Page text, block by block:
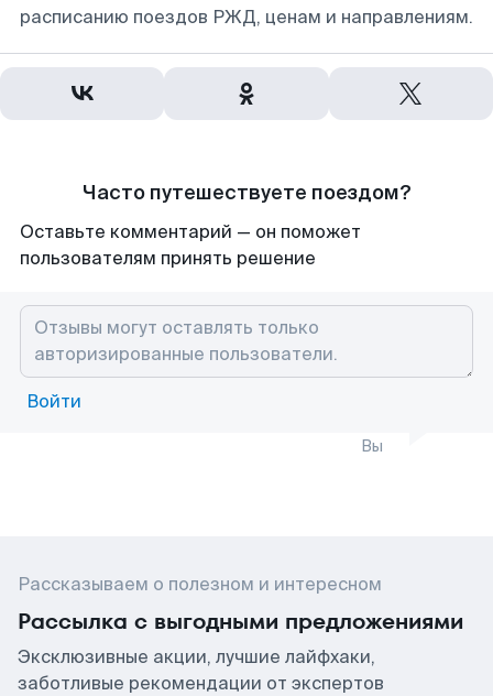
расписанию поездов РЖД, ценам и направлениям.
Часто путешествуете поездом?
Оставьте комментарий — он поможет
пользователям принять решение
Войти
Вы
Рассказываем о полезном и интересном
Рассылка с выгодными предложениями
Эксклюзивные акции, лучшие лайфхаки,
заботливые рекомендации от экспертов